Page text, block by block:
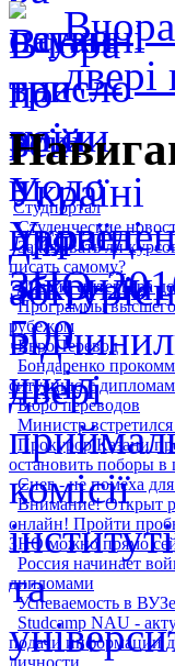
Вчора
двері
Студпортал
Студенческие
Заказывать ли
писать самому?
Дизайн интерьера
Программы высшего
рубежом
ЕвроПеревод
Бондаренко
ситуацию с
Бюро переводов
Министр
Прокурор Казани
остановить поборы в
Снег - не помеха
Внимание! Открыт
онлайн! Пройти
ЗНО можно прямо
Россия начинает
дипломами
Успеваемость в
Studcamp NAU -
подачи информации
личности